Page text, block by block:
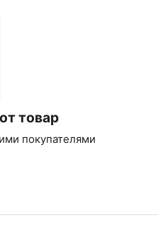
товар
покупателями